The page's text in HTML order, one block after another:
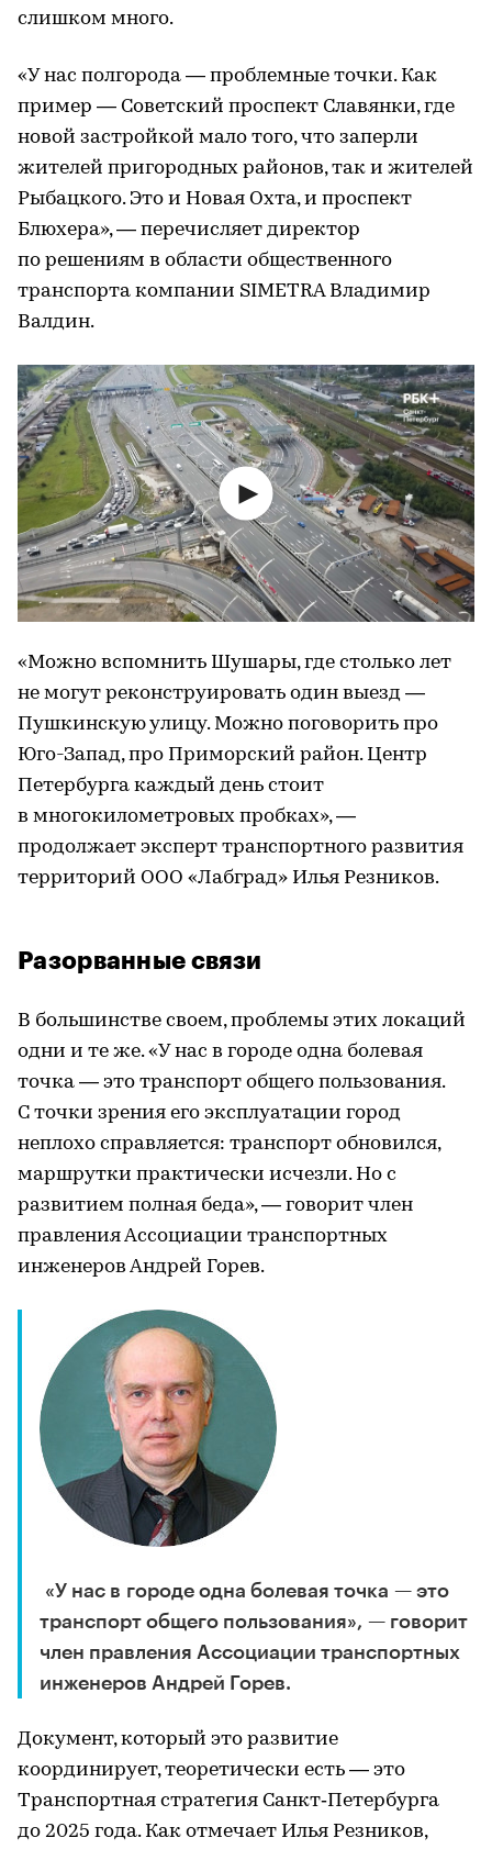
слишком много.
«У нас полгорода — проблемные точки. Как
пример — Советский проспект Славянки, где
новой застройкой мало того, что заперли
жителей пригородных районов, так и жителей
Рыбацкого. Это и Новая Охта, и проспект
Блюхера», — перечисляет директор
по решениям в области общественного
транспорта компании SIMETRA Владимир
Валдин.
«Можно вспомнить Шушары, где столько лет
не могут реконструировать один выезд —
Пушкинскую улицу. Можно поговорить про
Юго-Запад, про Приморский район. Центр
Петербурга каждый день стоит
в многокилометровых пробках», —
продолжает эксперт транспортного развития
территорий ООО «Лабград» Илья Резников.
Разорванные связи
В большинстве своем, проблемы этих локаций
одни и те же. «У нас в городе одна болевая
точка — это транспорт общего пользования.
С точки зрения его эксплуатации город
неплохо справляется: транспорт обновился,
маршрутки практически исчезли. Но с
развитием полная беда», — говорит член
правления Ассоциации транспортных
инженеров Андрей Горев.
«У нас в городе одна болевая точка — это
транспорт общего пользования», — говорит
член правления Ассоциации транспортных
инженеров Андрей Горев.
Документ, который это развитие
координирует, теоретически есть — это
Транспортная стратегия Санкт‑Петербурга
до 2025 года. Как отмечает Илья Резников,